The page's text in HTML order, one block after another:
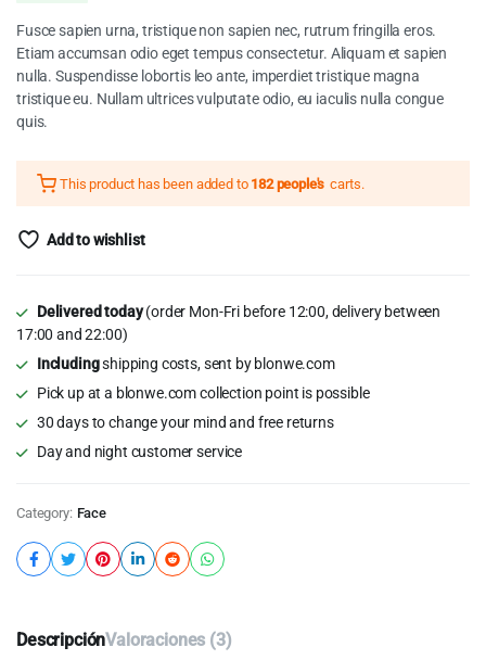
was:
$27.00.
is:
$21.00.
Fusce sapien urna, tristique non sapien nec, rutrum fringilla eros.
Etiam accumsan odio eget tempus consectetur. Aliquam et sapien
nulla. Suspendisse lobortis leo ante, imperdiet tristique magna
tristique eu. Nullam ultrices vulputate odio, eu iaculis nulla congue
quis.
This product has been added to 182 people's carts.
Add to wishlist
Delivered today(order Mon-Fri before 12:00, delivery between
17:00 and 22:00)
Includingshipping costs, sent by blonwe.com
Pick up at a blonwe.com collection point is possible
30 days to change your mind and free returns
Day and night customer service
Category: Face
DescripciónValoraciones (3)